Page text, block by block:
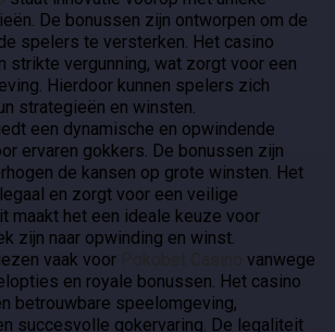
De bonussen zijn ontworpen om de
spelers te versterken. Het casino
strikte vergunning, wat zorgt voor een
Hierdoor kunnen spelers zich
strategieën en winsten.
een dynamische en opwindende
ervaren gokkers. De bonussen zijn
de kansen op grote winsten. Het
en zorgt voor een veilige
maakt het een ideale keuze voor
zijn naar opwinding en winst.
vaak voor
vanwege
en royale bonussen. Het casino
betrouwbare speelomgeving,
succesvolle gokervaring. De legaliteit